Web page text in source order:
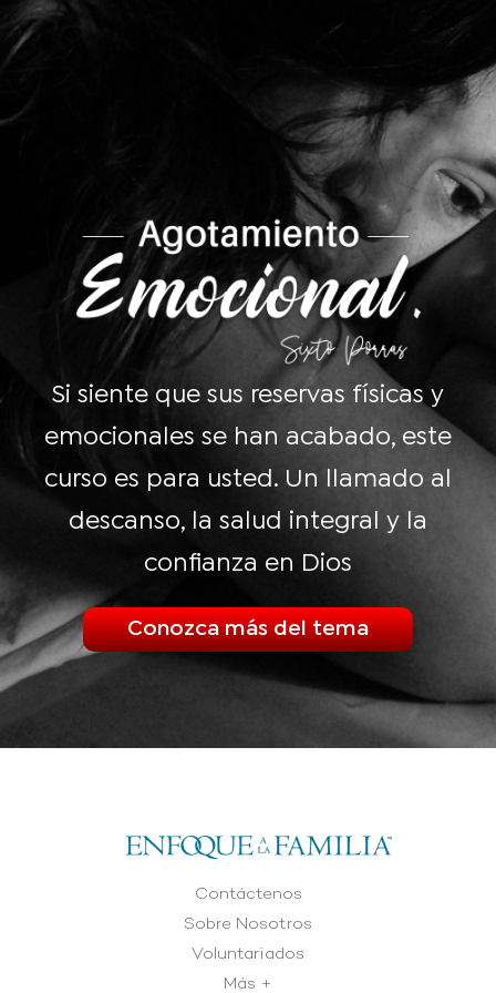
Si siente que sus reservas físicas y
emocionales se han acabado, este
curso es para usted. Un llamado al
descanso, la salud integral y la
confianza en Dios
Conozca más del tema
Contáctenos
Sobre Nosotros
Voluntariados
Más +